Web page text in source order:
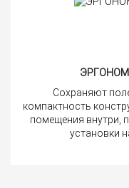
Сохраняют
компактность
помещения внутри,
установки